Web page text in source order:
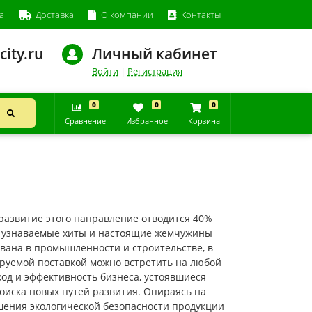
Доставка О компании Контакты
Личный кабинет
Войти | Регистрация
0
Сравнение
0
Избранное
0
Корзина
этого направление отводится 40%
хиты и настоящие жемчужины
в промышленности и строительстве, в
поставкой можно встретить на любой
и эффективность бизнеса, устоявшиеся
новых путей развития. Опираясь на
экологической безопасности продукции